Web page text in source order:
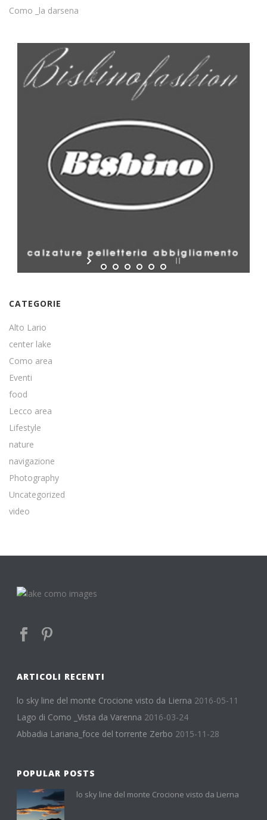
Como _la darsena
CATEGORIE
Alto Lario
center lake
Como area
Eventi
food
Lecco area
Lifestyle
nature
navigazione
Photography
Uncategorized
video
ARTICOLI RECENTI
lo sky line del monte Crocione visto da Lierna 2016-05-11
Lago di Como _Vista da Varenna 2016-03-24
Abbadia Lariana_foce del torrente Zerbo 2015-11-28
POPULAR POSTS
lo sky line del monte Crocione visto da Lierna